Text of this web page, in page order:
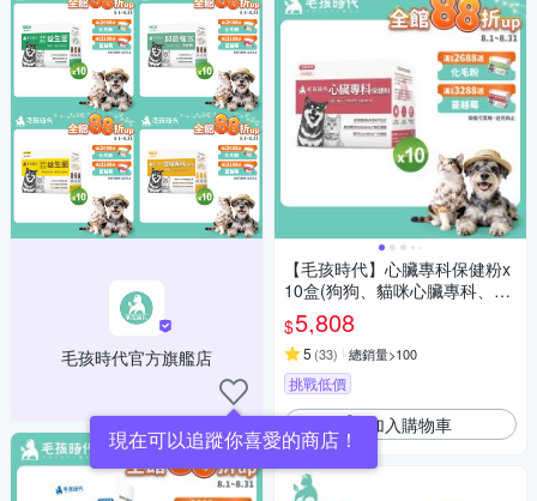
毛孩時代官方旗艦店
現在可以追蹤你喜愛的商店！
【毛孩時代】心臟專科保健粉x
10盒(狗狗、貓咪心臟專科、Q1
0)
$5,808
5 (33) 總銷量>100
挑戰低價
加入購物車